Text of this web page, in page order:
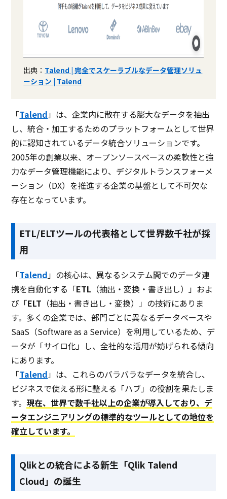
出典： Talend | 完全でスケーラブルなデータ管理ソリュ
ーション | Talend
「Talend」は、企業内に散在する膨大なデータを抽出
し、統合・加工するためのプラットフォームとして世界
的に認知されているデータ統合ソリューションです。
2005年の創業以来、オープンソースベースの柔軟性と強
力なデータ管理機能により、デジタルトランスフォーメ
ーション（DX）を推進する企業の基盤として不可欠な
存在となっています。
ETL/ELTツールの代表格として世界数千社が採
用
「Talend」の核心は、異なるシステム間でのデータ連
携を自動化する「ETL （抽出・変換・書き出し）」およ
び「ELT （抽出・書き出し・変換）」の技術にありま
す。多くの企業では、部門ごとに異なるデータベースや
SaaS（Software as a Service）を利用しているため、デ
ータが「サイロ化」し、全社的な活用が妨げられる傾向
にあります。
「Talend」は、これらのバラバラなデータを統合し、
ビジネスで使える形に整える「ハブ」の役割を果たしま
す。現在、世界で数千社以上の企業が導入しており、デ
ータエンジニアリングの標準的なツールとしての地位を
確立しています。
Qlikとの統合による新生「Qlik Talend
Cloud」の誕生